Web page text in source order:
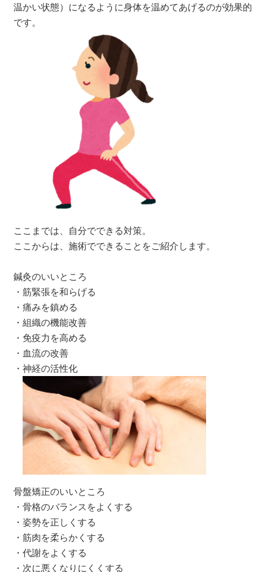
温かい状態）になるように身体を温めてあげるのが効果的
です。
ここまでは、自分でできる対策。
ここからは、施術でできることをご紹介します。
鍼灸のいいところ
・筋緊張を和らげる
・痛みを鎮める
・組織の機能改善
・免疫力を高める
・血流の改善
・神経の活性化
骨盤矯正のいいところ
・骨格のバランスをよくする
・姿勢を正しくする
・筋肉を柔らかくする
・代謝をよくする
・次に悪くなりにくくする